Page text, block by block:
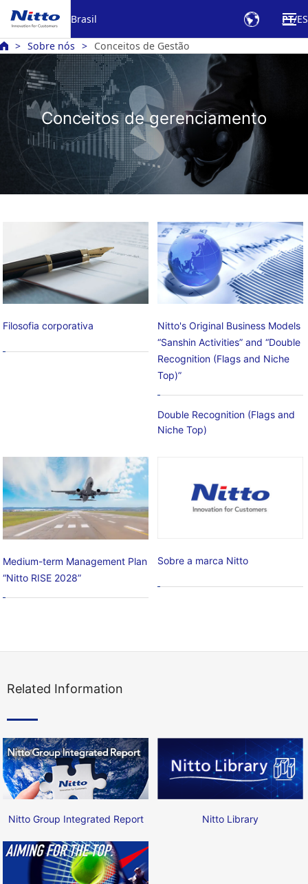
Brasil PT ES
Sobre nós Conceitos de Gestão
Conceitos de gerenciamento
Filosofia corporativa
Nitto's Original Business Models
“Sanshin Activities” and “Double
Recognition (Flags and Niche
Top)”
Double Recognition (Flags and
Niche Top)
Medium-term Management Plan
“Nitto RISE 2028”
Sobre a marca Nitto
Related Information
Nitto Group Integrated Report Nitto Library